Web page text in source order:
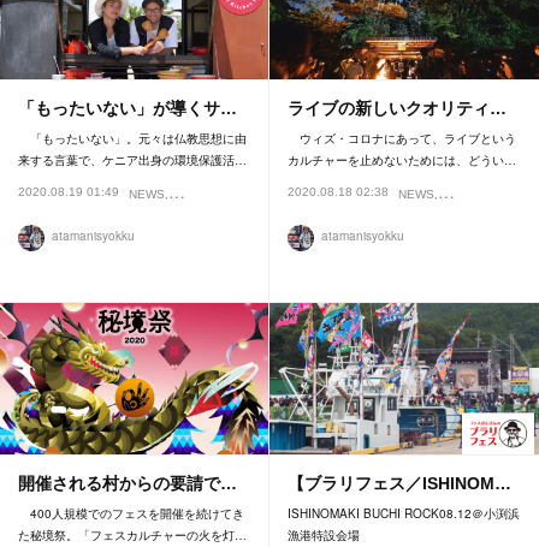
「もったいない」が導くサ…
「もったいない」。元々は仏教思想に由
来する⾔葉で、ケニア出身の環境保護活…
2020.08.19 01:49 NEWS REVIEW
atamanisyokku
ライブの新しいクオリティ…
ウィズ・コロナにあって、ライブという
カルチャーを止めないためには、どうい…
2020.08.18 02:38 NEWS REVIEW
atamanisyokku
開催される村からの要請で…
400人規模でのフェスを開催を続けてき
た秘境祭。「フェスカルチャーの火を灯…
【ブラリフェス／ISHINOM…
ISHINOMAKI BUCHI ROCK08.12＠小渕浜
漁港特設会場